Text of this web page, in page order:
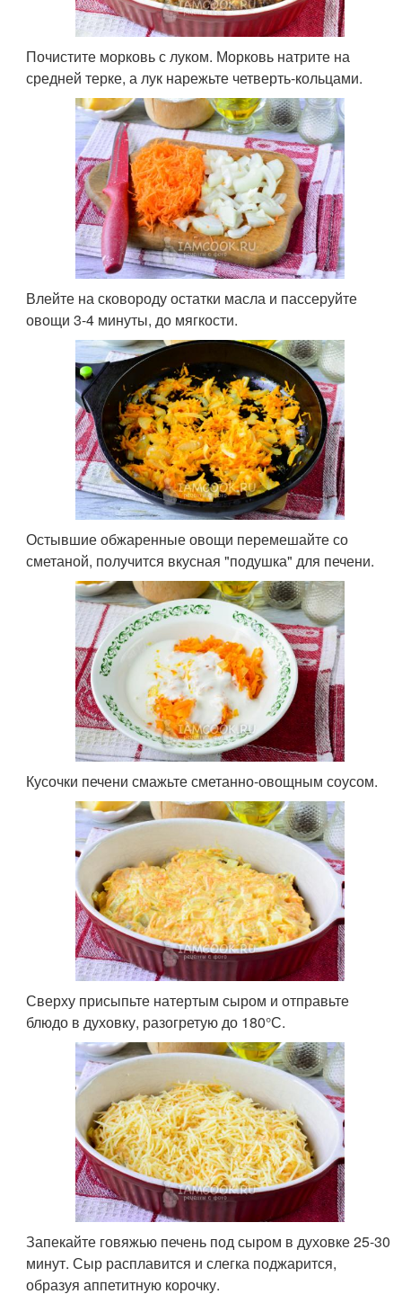
Почистите морковь с луком. Морковь натрите на
средней терке, а лук нарежьте четверть-кольцами.
Влейте на сковороду остатки масла и пассеруйте
овощи 3-4 минуты, до мягкости.
Остывшие обжаренные овощи перемешайте со
сметаной, получится вкусная "подушка" для печени.
Кусочки печени смажьте сметанно-овощным соусом.
Сверху присыпьте натертым сыром и отправьте
блюдо в духовку, разогретую до 180°С.
Запекайте говяжью печень под сыром в духовке 25-30
минут. Сыр расплавится и слегка поджарится,
образуя аппетитную корочку.